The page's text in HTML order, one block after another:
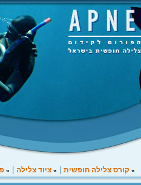
» קורס צלילה חופשית » ציוד צלילה »